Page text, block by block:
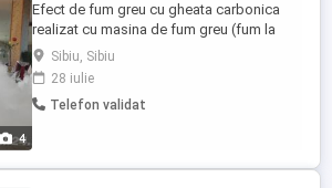
4
Efect de fum greu cu gheata carbonica
realizat cu masina de fum greu (fum la
nivelul pardoselii, fara miros, nu pateaza,
nu lasa atmosfera incarcata) pentru
dansul mirilor, tort, alte momente ce
trebuie scoase in evidenta. Efectul
Sibiu, Sibiu
28 iulie
Telefon validat